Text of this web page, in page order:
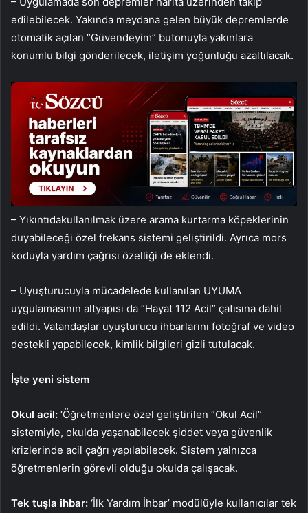
edilebilecek. Yakında meydana gelen büyük depremlerde
otomatik açılan “Güvendeyim” butonuyla yakınlara
konumlu bilgi gönderilecek, iletişim yoğunluğu azaltılacak.
– Yıkıntıdakullanılmak üzere arama kurtarma köpeklerinin
duyabileceği özel frekans sistemi geliştirildi. Ayrıca mors
koduyla yardım çağrısı özelliği de eklendi.
– Uyuşturucuyla mücadelede kullanılan UYUMA
uygulamasının altyapısı da “Hayat 112 Acil” çatısına dahil
edildi. Vatandaşlar uyuşturucu ihbarlarını fotoğraf ve video
destekli yapabilecek, kimlik bilgileri gizli tutulacak.
İşte yeni sistem
Okul acil: ‘Öğretmenlere özel geliştirilen “Okul Acil”
sistemiyle, okulda yaşanabilecek şiddet veya güvenlik
krizlerinde acil çağrı yapılabilecek. Sistem yalnızca
öğretmenlerin görevli olduğu okulda çalışacak.
Tek tuşla ihbar: ‘İlk Yardım İhbar’ modülüyle kullanıcılar tek